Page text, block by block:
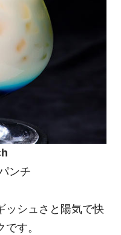
ンチ
ッシュさと陽気で快
す。